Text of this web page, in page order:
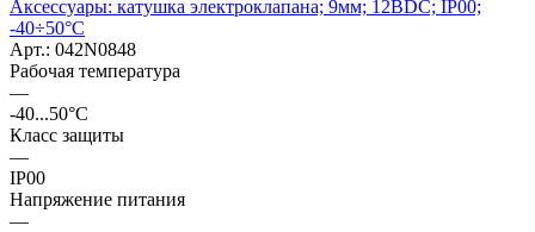
Аксессуары: катушка электроклапана; 9мм; 12ВDC; IP00;
-40÷50°C
Арт.: 042N0848
Рабочая температура
—
-40...50°C
Класс защиты
—
IP00
Напряжение питания
—